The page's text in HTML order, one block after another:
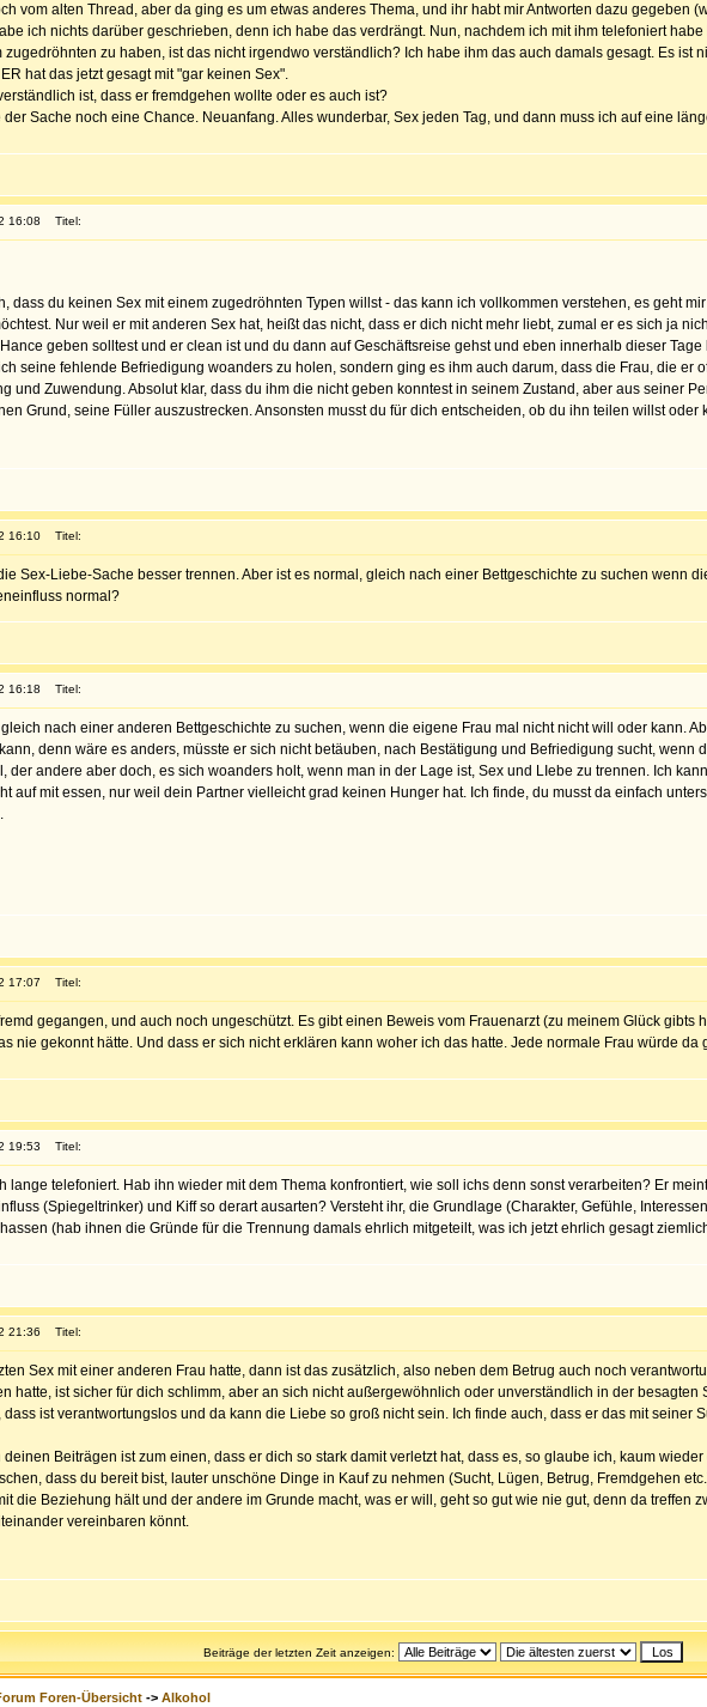
vom alten Thread, aber da ging es um etwas anderes Thema, und ihr habt mir Antworten dazu gegeben
ich nichts darüber geschrieben, denn ich habe das verdrängt. Nun, nachdem ich mit ihm telefoniert
zu haben, ist das nicht irgendwo verständlich? Ich habe ihm das auch damals gesagt. Es ist
hat das jetzt gesagt mit "gar keinen Sex".
ist, dass er fremdgehen wollte oder es auch ist?
der Sache noch eine Chance. Neuanfang. Alles wunderbar, Sex jeden Tag, und dann muss ich auf eine
16:08 Titel:
dass du keinen Sex mit einem zugedröhnten Typen willst - das kann ich vollkommen verstehen, es geht
Nur weil er mit anderen Sex hat, heißt das nicht, dass er dich nicht mehr liebt, zumal er es sich ja
geben solltest und er clean ist und du dann auf Geschäftsreise gehst und eben innerhalb dieser
seine fehlende Befriedigung woanders zu holen, sondern ging es ihm auch darum, dass die Frau, die
und Zuwendung. Absolut klar, dass du ihm die nicht geben konntest in seinem Zustand, aber aus seiner
Grund, seine Füller auszustrecken. Ansonsten musst du für dich entscheiden, ob du ihn teilen willst oder
16:10 Titel:
Sex-Liebe-Sache besser trennen. Aber ist es normal, gleich nach einer Bettgeschichte zu suchen wenn
normal?
16:18 Titel:
nach einer anderen Bettgeschichte zu suchen, wenn die eigene Frau mal nicht nicht will oder kann.
denn wäre es anders, müsste er sich nicht betäuben, nach Bestätigung und Befriedigung sucht,
der andere aber doch, es sich woanders holt, wenn man in der Lage ist, Sex und LIebe zu trennen. Ich
auf mit essen, nur weil dein Partner vielleicht grad keinen Hunger hat. Ich finde, du musst da einfach
17:07 Titel:
gegangen, und auch noch ungeschützt. Es gibt einen Beweis vom Frauenarzt (zu meinem Glück
nie gekonnt hätte. Und dass er sich nicht erklären kann woher ich das hatte. Jede normale Frau würde
19:53 Titel:
lange telefoniert. Hab ihn wieder mit dem Thema konfrontiert, wie soll ichs denn sonst verarbeiten? Er
(Spiegeltrinker) und Kiff so derart ausarten? Versteht ihr, die Grundlage (Charakter, Gefühle,
(hab ihnen die Gründe für die Trennung damals ehrlich mitgeteilt, was ich jetzt ehrlich gesagt
21:36 Titel:
Sex mit einer anderen Frau hatte, dann ist das zusätzlich, also neben dem Betrug auch noch
hatte, ist sicher für dich schlimm, aber an sich nicht außergewöhnlich oder unverständlich in der
dass ist verantwortungslos und da kann die Liebe so groß nicht sein. Ich finde auch, dass er das mit seiner
Beiträgen ist zum einen, dass er dich so stark damit verletzt hat, dass es, so glaube ich, kaum
dass du bereit bist, lauter unschöne Dinge in Kauf zu nehmen (Sucht, Lügen, Betrug, Fremdgehen
die Beziehung hält und der andere im Grunde macht, was er will, geht so gut wie nie gut, denn da treffen
vereinbaren könnt.
Beiträge der letzten Zeit anzeigen:
Foren-Übersicht -> Alkohol